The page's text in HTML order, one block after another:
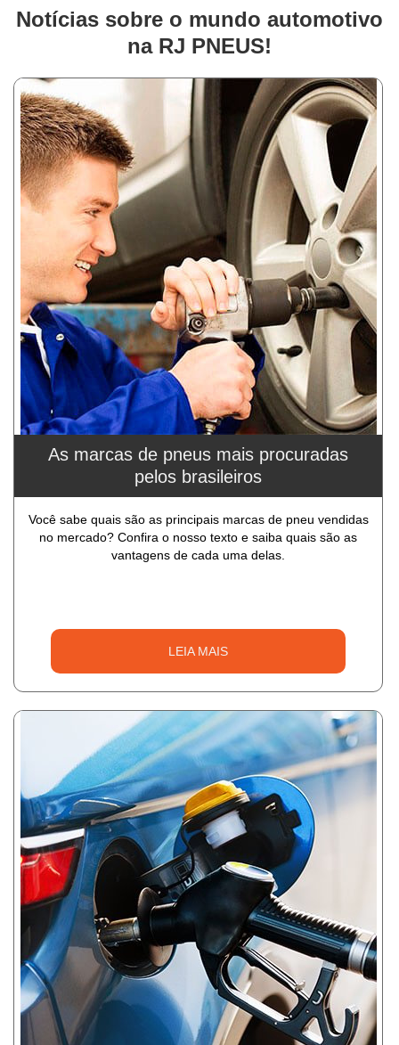
Notícias sobre o mundo automotivo
na RJ PNEUS!
As marcas de pneus mais procuradas
pelos brasileiros
Você sabe quais são as principais marcas de pneu vendidas
no mercado? Confira o nosso texto e saiba quais são as
vantagens de cada uma delas.
LEIA MAIS